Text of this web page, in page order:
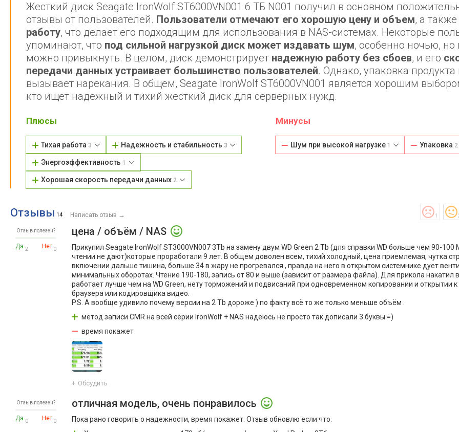
Жесткий диск Seagate IronWolf ST6000VN001 6 ТБ N001 получил в основном
отзывы от пользователей. Пользователи отмечают его хорошую цену и объем, а также
работу, что делает его подходящим для использования в NAS-системах. Некоторые
упоминают, что под сильной нагрузкой диск может издавать шум, особенно ночью, но
можно привыкнуть. В целом, диск демонстрирует надежную работу без сбоев, и его
передачи данных устраивает большинство пользователей. Однако, упаковка продукта
вызывает нарекания. В общем, Seagate IronWolf ST6000VN001 является хорошим
кто ищет надежный и тихий жесткий диск для серверных нужд.
Плюсы
Тихая работа 3 Надежность и стабильность 3
Энергоэффективность 1
Хорошая скорость передачи данных 2
Минусы
Шум при высокой нагрузке 1 Упаковка 2
Отзывы 14 Написать отзыв → 1
Отзыв полезен?
Да 2 Нет 0
цена / объём / NAS
Прикупил Seagate IronWolf ST3000VN007 3Tb на замену двум WD Green 2 Tb (для справки WD больше чем 90-100
чтении не дают)которые проработали 9 лет. В общем доволен всем, тихий холодный, цена приемлемая, чутка
включении дальше тишина, больше 34 в жару не прогревался , правда на него в открытом системнике дует
минимальных оборотах. Чтение 190-180, запись от 80 и выше (зависит от размера файла). Для прикола накатил
работает лучше чем на WD Green, нету торможений и подвисаний при одновременном копировании и открытии
браузера или кодировщика видео.
P.S. А вообще удивило почему версии на 2 Tb дороже ) по факту всё то же только меньше объём .
метод записи CMR на всей серии IronWolf + NAS надеюсь не просто так дописали 3 буквы =)
время покажет
Обсудить
Отзыв полезен?
Да 0 Нет 0
отличная модель, очень понравилось
Пока рано говорить о надежности, время покажет. Отзыв обновлю если что.